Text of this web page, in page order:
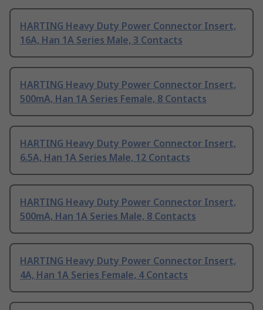
HARTING Heavy Duty Power Connector Insert,
16A, Han 1A Series Male, 3 Contacts
HARTING Heavy Duty Power Connector Insert,
500mA, Han 1A Series Female, 8 Contacts
HARTING Heavy Duty Power Connector Insert,
6.5A, Han 1A Series Male, 12 Contacts
HARTING Heavy Duty Power Connector Insert,
500mA, Han 1A Series Male, 8 Contacts
HARTING Heavy Duty Power Connector Insert,
4A, Han 1A Series Female, 4 Contacts